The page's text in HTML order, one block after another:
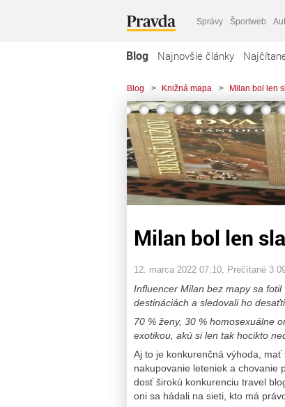
Správy Športweb
Blog Najnovšie články
Blog > Knižná mapa > Milan bol len
Milan bol len
12. marca 2022 07:10 , Prečítané 3
Influencer Milan bez mapy sa
destináciách a sledovali ho
70 % ženy, 30 % homosexuálne
exotikou, akú si len tak hocikto
Aj to je konkurenčná výhoda,
nakupovanie leteniek a chovanie
dosť širokú konkurenciu travel
oni sa hádali na sieti, kto má